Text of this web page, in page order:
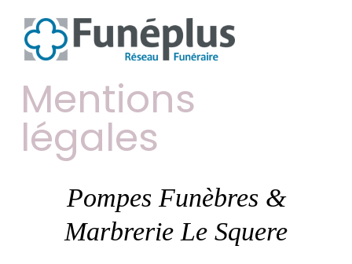
Mentions
légales
Pompes Funèbres &
Marbrerie Le Squere